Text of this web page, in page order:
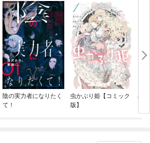
陰の実力者になりたく
て！
虫かぶり姫【コミック
版】
星